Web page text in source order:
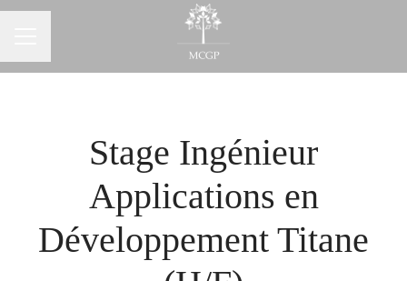
Stage Ingénieur
Applications en
Développement Titane